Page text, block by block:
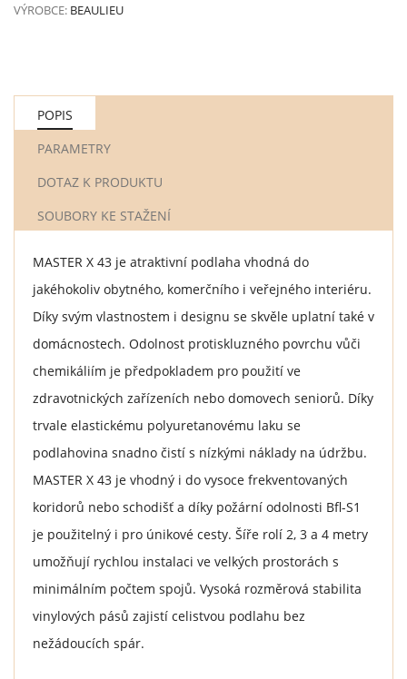
VÝROBCE: BEAULIEU
POPIS
PARAMETRY
DOTAZ K PRODUKTU
SOUBORY KE STAŽENÍ
MASTER X 43 je atraktivní podlaha vhodná do
jakéhokoliv obytného, komerčního i veřejného interiéru.
Díky svým vlastnostem i designu se skvěle uplatní také v
domácnostech. Odolnost protiskluzného povrchu vůči
chemikáliím je předpokladem pro použití ve
zdravotnických zařízeních nebo domovech seniorů. Díky
trvale elastickému polyuretanovému laku se
podlahovina snadno čistí s nízkými náklady na údržbu.
MASTER X 43 je vhodný i do vysoce frekventovaných
koridorů nebo schodišť a díky požární odolnosti Bfl-S1
je použitelný i pro únikové cesty. Šíře rolí 2, 3 a 4 metry
umožňují rychlou instalaci ve velkých prostorách s
minimálním počtem spojů. Vysoká rozměrová stabilita
vinylových pásů zajistí celistvou podlahu bez
nežádoucích spár.